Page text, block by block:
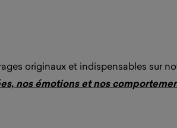
originaux et indispensables sur
nos émotions et nos